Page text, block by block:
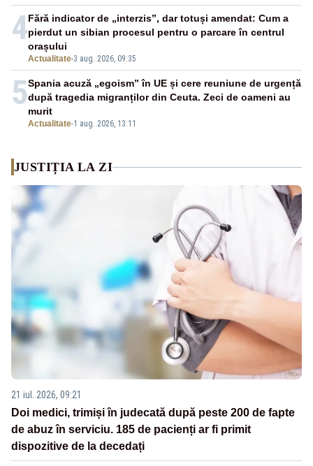
4
Actualitate-3 aug. 2026, 09:35
Fără indicator de „interzis”, dar totuși amendat: Cum a
pierdut un sibian procesul pentru o parcare în centrul
orașului
5
Actualitate-1 aug. 2026, 13:11
Spania acuză „egoism” în UE și cere reuniune de urgență
după tragedia migranților din Ceuta. Zeci de oameni au
murit
JUSTIȚIA LA ZI
21 iul. 2026, 09:21
Doi medici, trimiși în judecată după peste 200 de fapte
de abuz în serviciu. 185 de pacienți ar fi primit
dispozitive de la decedați